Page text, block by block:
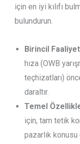
için en iyi kılıfı
bulundurun.
Birincil
hıza (OWB
teçhizatları)
daraltır.
Temel
için, tam tetik
pazarlık